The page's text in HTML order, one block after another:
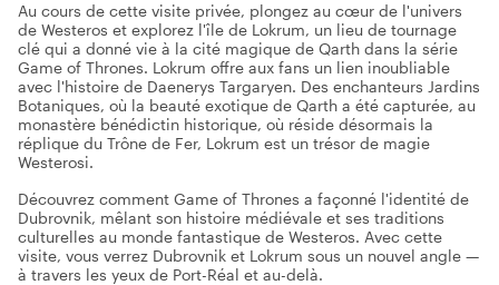
Au cours de cette visite privée, plongez au cœur de l'univers
de Westeros et explorez l'île de Lokrum, un lieu de tournage
clé qui a donné vie à la cité magique de Qarth dans la série
Game of Thrones. Lokrum offre aux fans un lien inoubliable
avec l'histoire de Daenerys Targaryen. Des enchanteurs Jardins
Botaniques, où la beauté exotique de Qarth a été capturée, au
monastère bénédictin historique, où réside désormais la
réplique du Trône de Fer, Lokrum est un trésor de magie
Westerosi.
Découvrez comment Game of Thrones a façonné l'identité de
Dubrovnik, mêlant son histoire médiévale et ses traditions
culturelles au monde fantastique de Westeros. Avec cette
visite, vous verrez Dubrovnik et Lokrum sous un nouvel angle —
à travers les yeux de Port-Réal et au-delà.